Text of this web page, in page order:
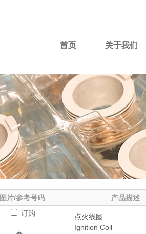
首页 关于我们
图片/参考号码 产品描述
订购
点火线圈
Ignition Coil